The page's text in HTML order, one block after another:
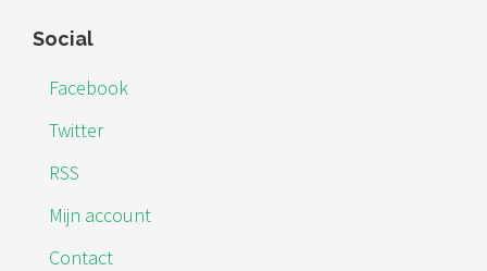
Footer
Social
Facebook
Twitter
RSS
Mijn account
Contact